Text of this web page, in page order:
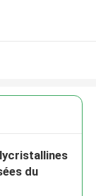
du